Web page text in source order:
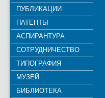
ПУБЛИКАЦИИ
ПАТЕНТЫ
АСПИРАНТУРА
СОТРУДНИЧЕСТВО
ТИПОГРАФИЯ
МУЗЕЙ
БИБЛИОТЕКА